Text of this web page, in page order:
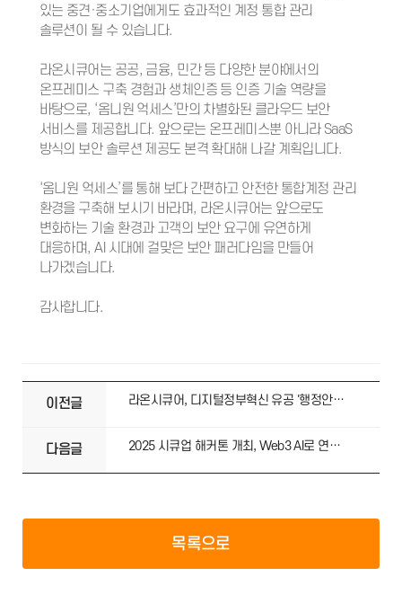
있는 중견·중소기업에게도 효과적인 계정 통합 관리
솔루션이 될 수 있습니다.
라온시큐어는 공공, 금융, 민간 등 다양한 분야에서의
온프레미스 구축 경험과 생체인증 등 인증 기술 역량을
바탕으로, ‘옴니원 억세스’만의 차별화된 클라우드 보안
서비스를 제공합니다. 앞으로는 온프레미스뿐 아니라 SaaS
방식의 보안 솔루션 제공도 본격 확대해 나갈 계획입니다.
‘옴니원 억세스’를 통해 보다 간편하고 안전한 통합계정 관리
환경을 구축해 보시기 바라며, 라온시큐어는 앞으로도
변화하는 기술 환경과 고객의 보안 요구에 유연하게
대응하며, AI 시대에 걸맞은 보안 패러다임을 만들어
나가겠습니다.
감사합니다.
이전글 라온시큐어, 디지털정부혁신 유공 '행정안전부 장관 표창' 수상
다음글 2025 시큐업 해커톤 개최, Web3 AI로 연결된 미래!
목록으로